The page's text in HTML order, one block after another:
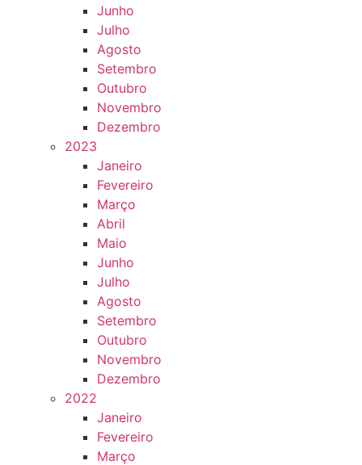
Junho
Julho
Agosto
Setembro
Outubro
Novembro
Dezembro
2023
Janeiro
Fevereiro
Março
Abril
Maio
Junho
Julho
Agosto
Setembro
Outubro
Novembro
Dezembro
2022
Janeiro
Fevereiro
Março